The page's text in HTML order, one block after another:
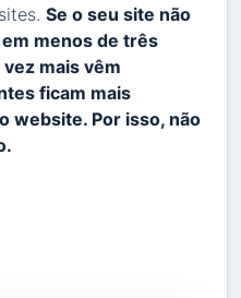
Se o seu site não
menos de três
mais vêm
ficam mais
website. Por isso, não